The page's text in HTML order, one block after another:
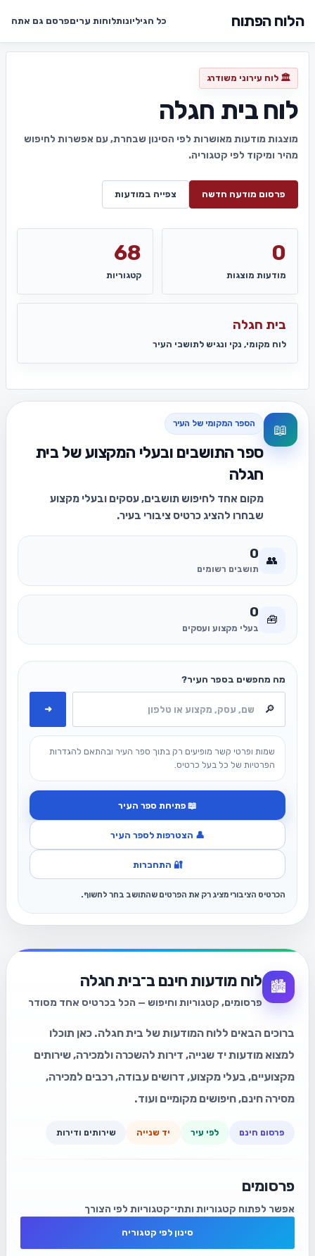
הלוח הפתוח כל הגיליונותלוחות עריםפרסם גם אתה
🏛️ לוח עירוני משודרג
לוח בית חגלה
מוצגות מודעות מאושרות לפי הסינון שבחרת, עם אפשרות לחיפוש
מהיר ומיקוד לפי קטגוריה.
פרסום מודעה חדשה צפייה במודעות
0
מודעות מוצגות
68
קטגוריות
בית חגלה
לוח מקומי, נקי ונגיש לתושבי העיר
📖 הספר המקומי של העיר
ספר התושבים ובעלי המקצוע של בית
חגלה
מקום אחד לחיפוש תושבים, עסקים ובעלי מקצוע
שבחרו להציג כרטיס ציבורי בעיר.
👥
0
תושבים רשומים
🧰
0
בעלי מקצוע ועסקים
מה מחפשים בספר העיר?
➜
שמות ופרטי קשר מופיעים רק בתוך ספר העיר ובהתאם להגדרות
הפרטיות של כל בעל כרטיס.
📖 פתיחת ספר העיר
👤 הצטרפות לספר העיר
🔐 התחברות
הכרטיס הציבורי מציג רק את הפרטים שהתושב בחר לחשוף.
🏙️ לוח מודעות חינם ב־בית חגלה
פרסומים, קטגוריות וחיפוש — הכל בכרטיס אחד מסודר
ברוכים הבאים ללוח המודעות של בית חגלה. כאן תוכלו
למצוא מודעות יד שנייה, דירות להשכרה ולמכירה, שירותים
מקצועיים, בעלי מקצוע, דרושים עבודה, רכבים למכירה,
מסירה חינם, חיפושים מקומיים ועוד.
פרסום חינם לפי עיר יד שנייה שירותים ודירות
פרסומים
אפשר לפתוח קטגוריות ותתי־קטגוריות לפי הצורך
סינון לפי קטגוריה